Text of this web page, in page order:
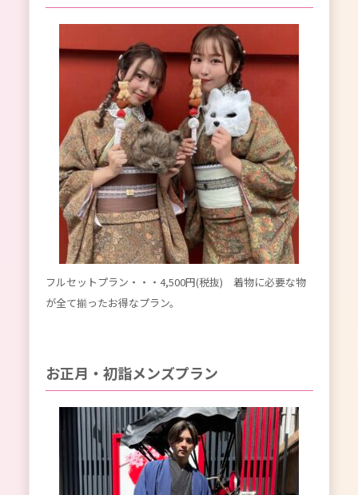
フルセットプラン・・・4,500円(税抜) 着物に必要な物
が全て揃ったお得なプラン。
お正月・初詣メンズプラン